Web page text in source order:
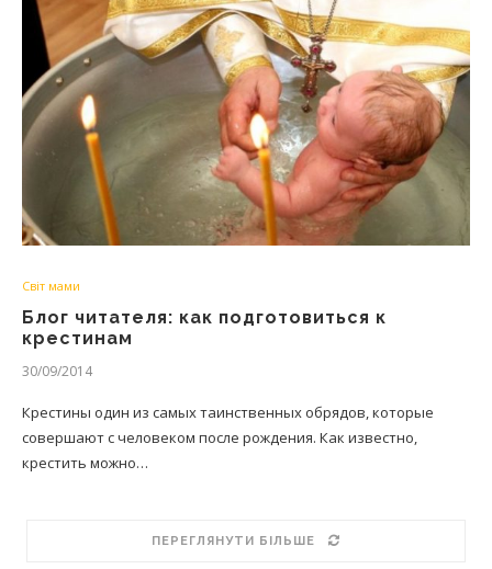
Світ мами
Блог читателя: как подготовиться к
крестинам
30/09/2014
Крестины один из самых таинственных обрядов, которые
совершают с человеком после рождения. Как известно,
крестить можно…
ПЕРЕГЛЯНУТИ БІЛЬШЕ